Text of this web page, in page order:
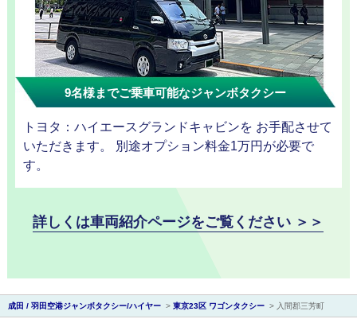
ディズニー
送迎
東
京
成
田
9名様までご乗車可能なジャンボタクシー
トヨタ：ハイエースグランドキャビンを お手配させて
いただきます。 別途オプション料金1万円が必要で
す。
詳しくは車両紹介ページをご覧ください ＞＞
成田 / 羽田空港ジャンボタクシー/ハイヤー > 東京23区 ワゴンタクシー > 入間郡三芳町